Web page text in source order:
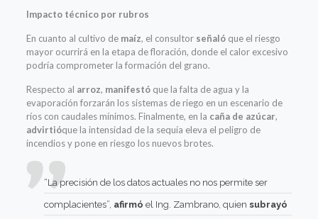
Impacto técnico por rubros
En cuanto al cultivo de maíz, el consultor señalóque el riesgo
mayor ocurrirá en la etapa de floración, donde el calor excesivo
podría comprometer la formación del grano.
Respecto al arroz, manifestóque la falta de agua y la
evaporación forzarán los sistemas de riego en un escenario de
ríos con caudales mínimos. Finalmente, en la caña de azúcar,
advirtióque la intensidad de la sequía eleva el peligro de
incendios y pone en riesgo los nuevos brotes.
“La precisión de los datos actuales no nos permite ser
complacientes”, afirmó el Ing. Zambrano, quien subrayó